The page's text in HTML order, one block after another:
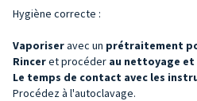
Hygiène correcte :
Vaporiseravec un prétraitement
Rinceret procéder au nettoyage
Le temps de contact avec les
Procédez à l'autoclavage.